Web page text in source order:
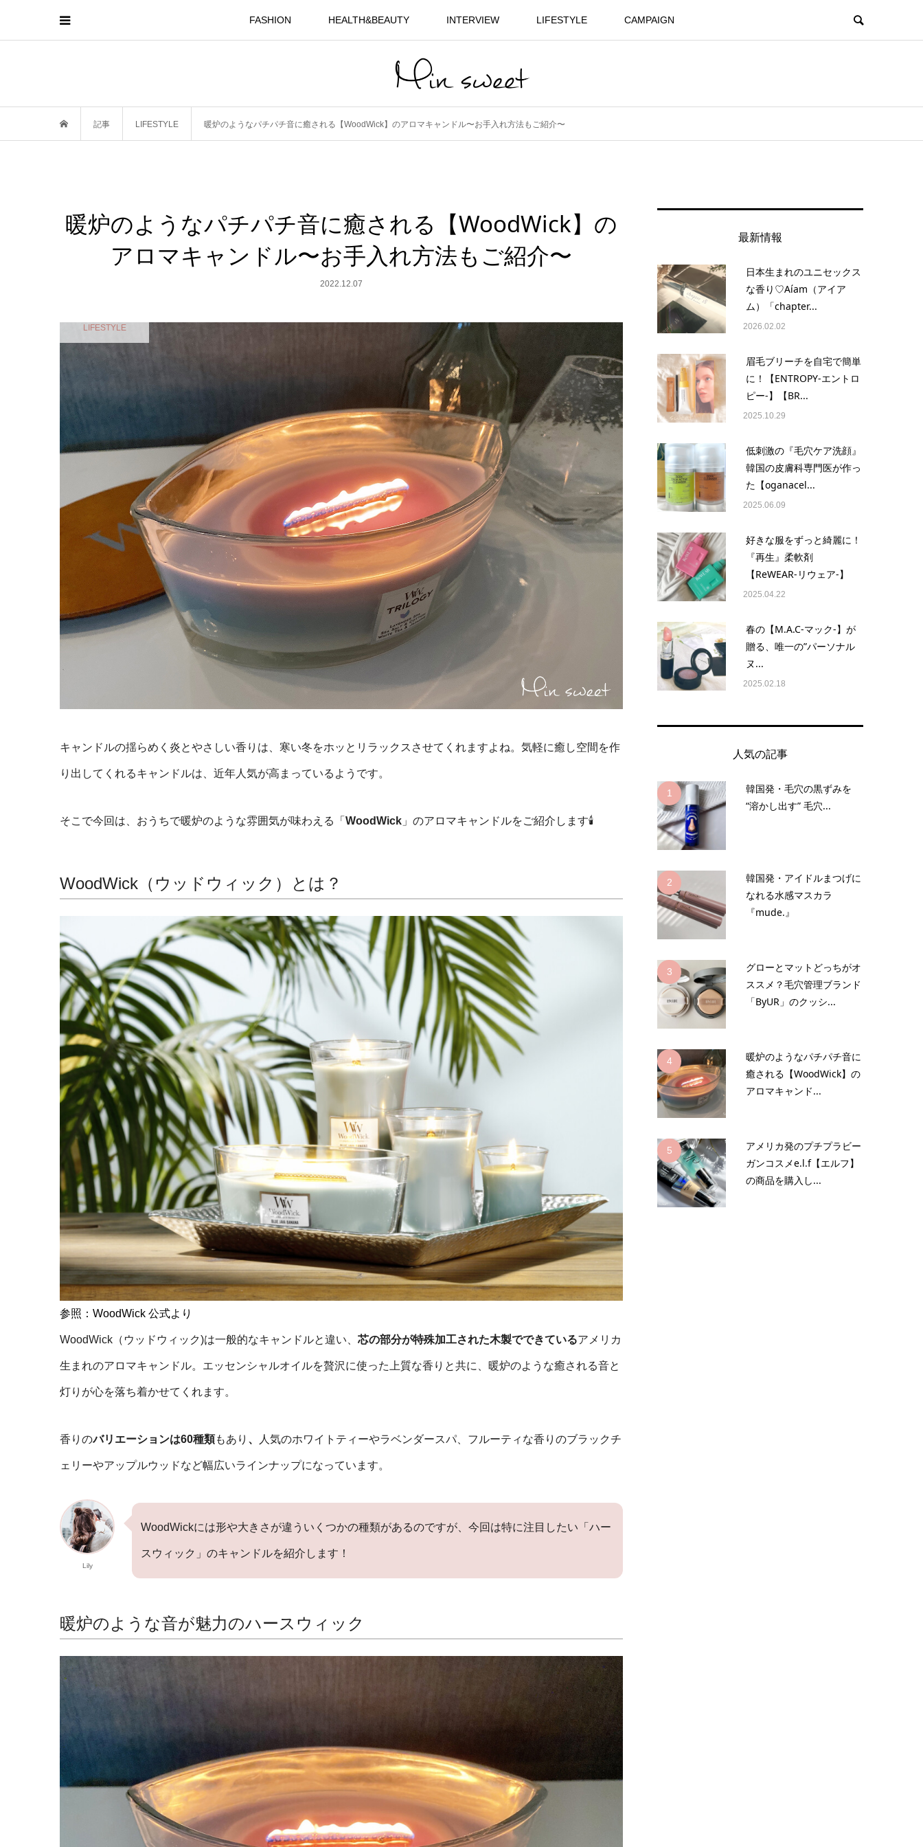
FASHION HEALTH&BEAUTY INTERVIEW LIFESTYLE CAMPAIGN
記事 LIFESTYLE 暖炉のようなパチパチ音に癒される【WoodWick】のアロマキャンドル〜お手入れ方法もご紹介〜
暖炉のようなパチパチ音に癒される【WoodWick】の
アロマキャンドル〜お手入れ方法もご紹介〜
2022.12.07
LIFESTYLE
キャンドルの揺らめく炎とやさしい香りは、寒い冬をホッとリラックスさせてくれますよね。気軽に癒し空間を作
り出してくれるキャンドルは、近年人気が高まっているようです。
そこで今回は、おうちで暖炉のような雰囲気が味わえる「 WoodWick 」のアロマキャンドルをご紹介します🕯
WoodWick（ウッドウィック）とは？
参照：WoodWick 公式より
WoodWick（ウッドウィック)は一般的なキャンドルと違い、 芯の部分が特殊加工された木製でできているアメリカ
生まれのアロマキャンドル。エッセンシャルオイルを贅沢に使った上質な香りと共に、暖炉のような癒される音と
灯りが心を落ち着かせてくれます。
香りのバリエーションは60種類もあり 、 人気のホワイトティーやラベンダースパ、フルーティな香りのブラックチ
ェリーやアップルウッドなど幅広いラインナップになっています。
Lily
WoodWickには形や大きさが違ういくつかの種類があるのですが、今回は特に注目したい「ハー
スウィック」のキャンドルを紹介します！
暖炉のような音が魅力のハースウィック
最新情報
日本生まれのユニセックス
な香り♡Aíam（アイア
ム）「chapter...
2026.02.02
眉毛ブリーチを自宅で簡単
に！【ENTROPY-エントロ
ピー-】【BR...
2025.10.29
低刺激の『毛穴ケア洗顔』
韓国の皮膚科専門医が作っ
た【oganacel...
2025.06.09
好きな服をずっと綺麗に！
『再生』柔軟剤
【ReWEAR-リウェア-】
2025.04.22
春の【M.A.C-マック-】が
贈る、唯一の”パーソナル
ヌ...
2025.02.18
人気の記事
1
韓国発・毛穴の黒ずみを
“溶かし出す” 毛穴...
2
韓国発・アイドルまつげに
なれる水感マスカラ
『mude.』
3
グローとマットどっちがオ
ススメ？毛穴管理ブランド
「ByUR」のクッシ...
4
暖炉のようなパチパチ音に
癒される【WoodWick】の
アロマキャンド...
5
アメリカ発のプチプラビー
ガンコスメe.l.f【エルフ】
の商品を購入し...